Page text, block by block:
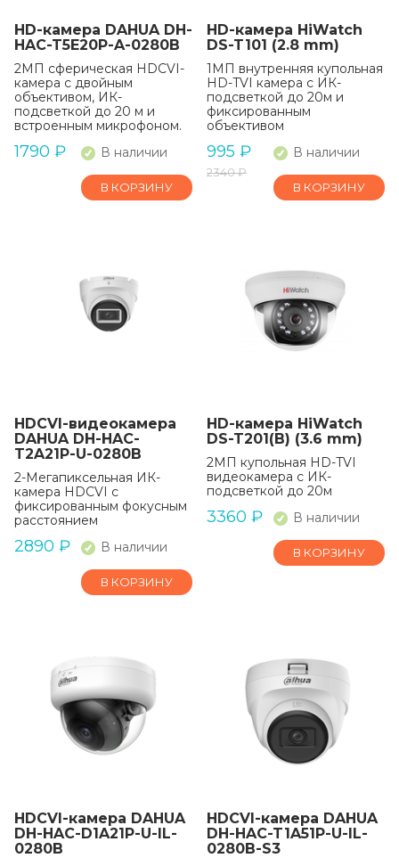
HD-камера DAHUA DH-
HAC-T5E20P-A-0280B
2МП сферическая HDCVI-
камера с двойным
объективом, ИК-
подсветкой до 20 м и
встроенным микрофоном.
1790 ₽ В наличии
В КОРЗИНУ
HD-камера HiWatch
DS-T101 (2.8 mm)
1МП внутренняя купольная
HD-TVI камера с ИК-
подсветкой до 20м и
фиксированным
объективом
995 ₽
2340₽
В наличии
В КОРЗИНУ
HDCVI-видеокамера
DAHUA DH-HAC-
T2A21P-U-0280B
2-Мегапиксельная ИК-
камера HDCVI с
фиксированным фокусным
расстоянием
2890 ₽ В наличии
В КОРЗИНУ
HD-камера HiWatch
DS-T201(B) (3.6 mm)
2МП купольная HD-TVI
видеокамера с ИК-
подсветкой до 20м
3360 ₽ В наличии
В КОРЗИНУ
HDCVI-камера DAHUA
DH-HAC-D1A21P-U-IL-
0280B
HDCVI-камера DAHUA
DH-HAC-T1A51P-U-IL-
0280B-S3